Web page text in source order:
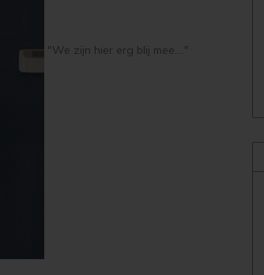
"We zijn hier erg blij mee...."